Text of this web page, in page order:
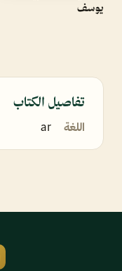
يوسف
تفاصيل الكتاب
اللغة ar